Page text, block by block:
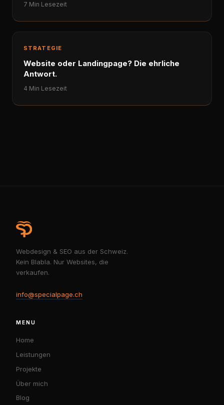
7 Min Lesezeit
STRATEGIE
Website oder Landingpage? Die ehrliche
Antwort.
4 Min Lesezeit
Webdesign & SEO aus der Schweiz.
Kein Blabla. Nur Websites, die
verkaufen.
info@specialpage.ch
MENU
Home
Leistungen
Projekte
Über mich
Blog